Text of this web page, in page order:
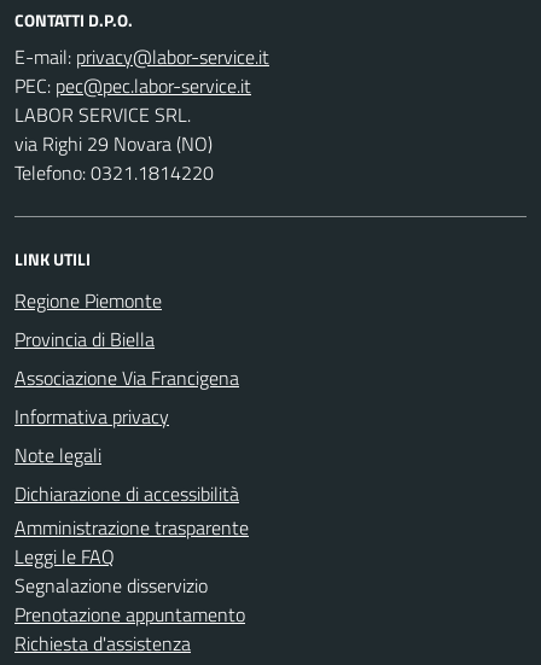
CONTATTI D.P.O.
E-mail:
PEC:
LABOR SERVICE SRL.
via Righi 29 Novara (NO)
Telefono: 0321.1814220
LINK UTILI
Regione Piemonte
Provincia di Biella
Associazione Via Francigena
Informativa privacy
Note legali
Dichiarazione di accessibilità
Amministrazione trasparente
Leggi le FAQ
Segnalazione disservizio
Prenotazione appuntamento
Richiesta d'assistenza